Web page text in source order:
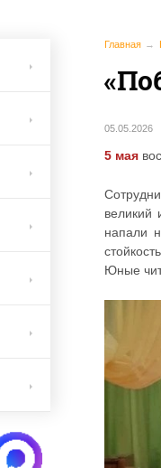
Главная
05.05.2026
5 мая
великий
напали
Юные